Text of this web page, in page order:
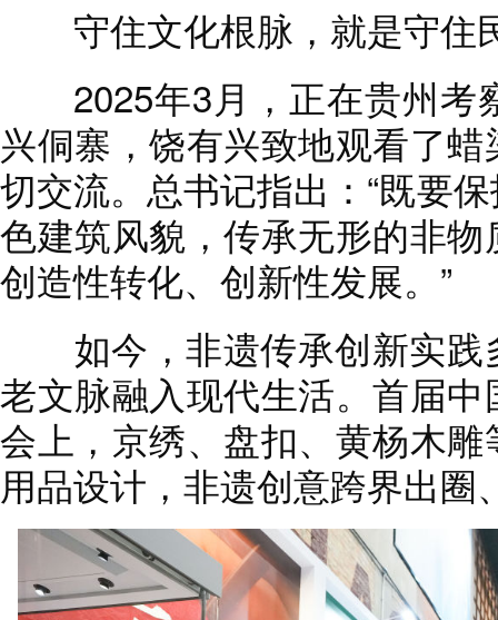
守住文化根脉，就是守住
2025年3月，正在贵州考
兴侗寨，饶有兴致地观看了
切交流。总书记指出：“既要
色建筑风貌，传承无形的非
创造性转化、创新性发展。”
如今，非遗传承创新实践
老文脉融入现代生活。首届
会上，京绣、盘扣、黄杨木
用品设计，非遗创意跨界出圈